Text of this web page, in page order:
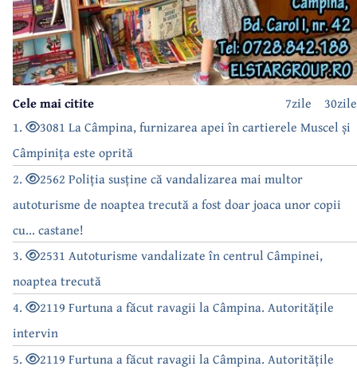
30zile
7zile
Cele mai citite
1.
3081 La Câmpina, furnizarea apei în cartierele Muscel și
Câmpinița este oprită
2.
2562 Poliția susține că vandalizarea mai multor
autoturisme de noaptea trecută a fost doar joaca unor copii
cu... castane!
3.
2531 Autoturisme vandalizate în centrul Câmpinei,
noaptea trecută
4.
2119 Furtuna a făcut ravagii la Câmpina. Autoritățile
intervin
5.
2119 Furtuna a făcut ravagii la Câmpina. Autoritățile